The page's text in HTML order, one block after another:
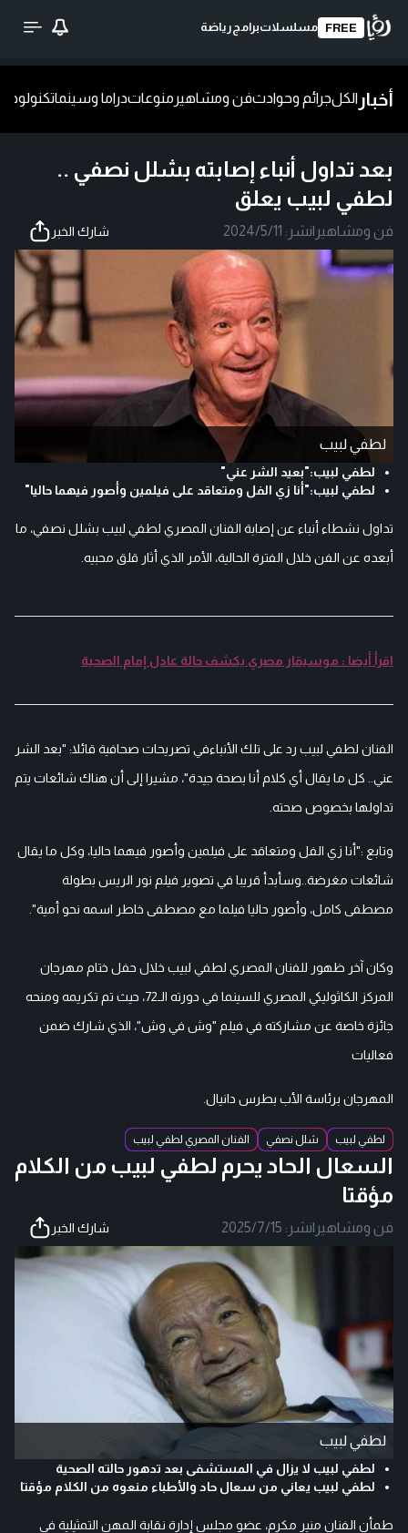
FREE مسلسلاتبرامج رياضة
أخبار الكلجرائم وحوادثفن ومشاهير منوعاتدراما وسينماتكنولوجيا
بعد تداول أنباء إصابته بشلل نصفي ..
لطفي لبيب يعلق
فن ومشاهير |نشر: 2024/5/11 شارك الخبر
لطفي لبيب
لطفي لبيب:"بعيد الشر عني"
لطفي لبيب:"أنا زي الفل ومتعاقد على فيلمين وأصور فيهما حاليا"
تداول نشطاء أنباء عن إصابة الفنان المصري لطفي لبيب بشلل نصفي، ما
أبعده عن الفن خلال الفترة الحالية، الأمر الذي أثار قلق محبيه.
اقرأ أيضا : موسيقار مصري يكشف حالة عادل إمام الصحية
الفنان لطفي لبيب رد على تلك الأنباءفي تصريحات صحافية قائلا: "بعد الشر
عني.. كل ما يقال أي كلام أنا بصحة جيدة"، مشيرا إلى أن هناك شائعات يتم
تداولها بخصوص صحته.
وتابع :"أنا زي الفل ومتعاقد على فيلمين وأصور فيهما حاليا، وكل ما يقال
شائعات مغرضة..وسأبدأ قريبا في تصوير فيلم نور الريس بطولة
مصطفى كامل، وأصور حاليا فيلما مع مصطفى خاطر اسمه نحو أمية".
وكان آخر ظهور للفنان المصري لطفي لبيب خلال حفل ختام مهرجان
المركز الكاثوليكي المصري للسينما في دورته الـ72، حيث تم تكريمه ومنحه
جائزة خاصة عن مشاركته في فيلم "وش في وش"، الذي شارك ضمن
فعاليات
المهرجان برئاسة الأب بطرس دانيال.
لطفي لبيب شلل نصفي الفنان المصري لطفي لبيب
السعال الحاد يحرم لطفي لبيب من الكلام
مؤقتا
فن ومشاهير |نشر: 2025/7/15 شارك الخبر
لطفي لبيب
لطفي لبيب لا يزال في المستشفى بعد تدهور حالته الصحية
لطفي لبيب يعاني من سعال حاد والأطباء منعوه من الكلام مؤقتا
طمأن الفنان منير مكرم، عضو مجلس إدارة نقابة المهن التمثيلية في